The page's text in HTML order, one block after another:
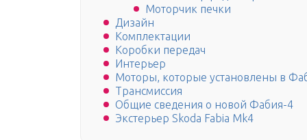
Моторчик печки
Дизайн
Комплектации
Коробки передач
Интерьер
Моторы, которые установлены в
Трансмиссия
Общие сведения о новой Фабия-4
Экстерьер Skoda Fabia Mk4